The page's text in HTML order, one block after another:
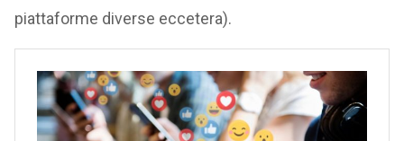
piattaforme diverse eccetera).